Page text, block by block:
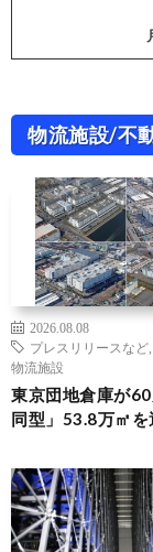
物流施設/不
2026.08.08
プレスリリースなど
物流施設
東京団地倉庫が
同型」53.8万㎡を